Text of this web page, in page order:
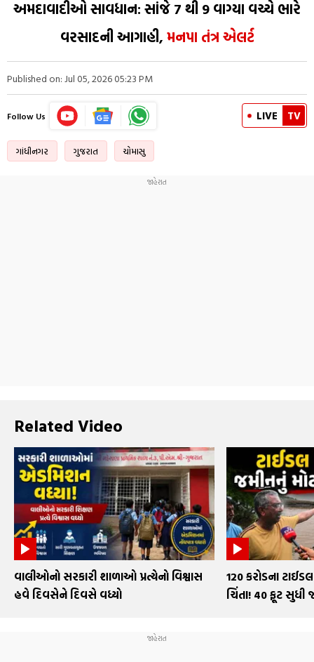
અમદાવાદીઓ સાવધાન: સાંજે 7 થી 9 વાગ્યા વચ્ચે ભારે
વરસાદની આગાહી, મનપા તંત્ર એલર્ટ
Published on: Jul 05, 2026 05:23 PM
Follow Us LIVE TV
ગાંધીનગર ગુજરાત ચોમાસુ
Related Video
વાલીઓનો સરકારી શાળાઓ પ્રત્યેનો વિશ્વાસ
હવે દિવસેને દિવસે વધ્યો
₹120 કરોડના
ચિંતા! 40 ફૂટ સુધી